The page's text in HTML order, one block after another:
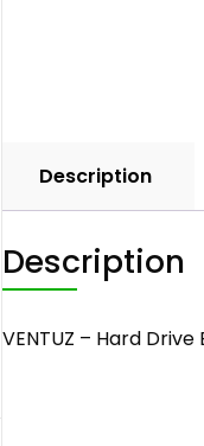
Description
Description
VENTUZ – Hard Drive